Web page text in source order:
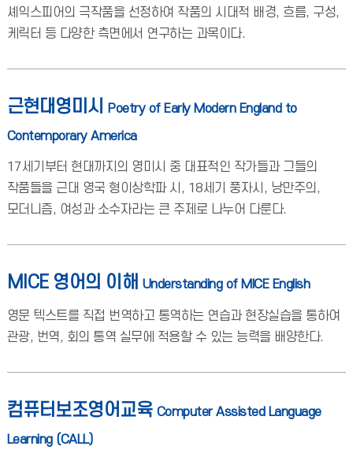
셰익스피어의 극작품을 선정하여 작품의 시대적 배경, 흐름, 구성,
케릭터 등 다양한 측면에서 연구하는 과목이다.
근현대영미시
Poetry of Early Modern England to
Contemporary America
17세기부터 현대까지의 영미시 중 대표적인 작가들과 그들의
작품들을 근대 영국 형이상학파 시, 18세기 풍자시, 낭만주의,
모더니즘, 여성과 소수자라는 큰 주제로 나누어 다룬다.
MICE 영어의 이해 Understanding of MICE English
영문 텍스트를 직접 번역하고 통역하는 연습과 현장실습을 통하여
관광, 번역, 회의 통역 실무에 적용할 수 있는 능력을 배양한다.
컴퓨터보조영어교육 Computer Assisted Language
Learning (CALL)